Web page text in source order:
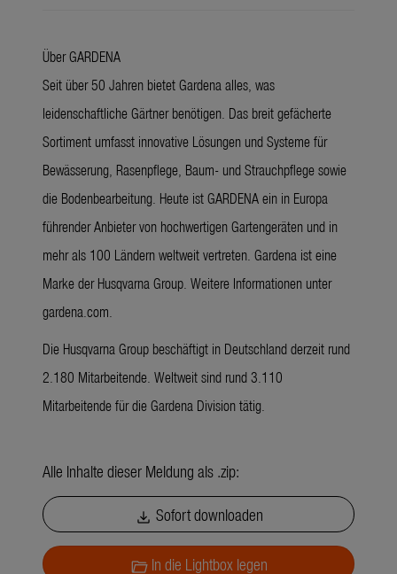
Über GARDENA
Seit über 50 Jahren bietet Gardena alles, was
leidenschaftliche Gärtner benötigen. Das breit gefächerte
Sortiment umfasst innovative Lösungen und Systeme für
Bewässerung, Rasenpflege, Baum- und Strauchpflege sowie
die Bodenbearbeitung. Heute ist GARDENA ein in Europa
führender Anbieter von hochwertigen Gartengeräten und in
mehr als 100 Ländern weltweit vertreten. Gardena ist eine
Marke der Husqvarna Group. Weitere Informationen unter
gardena.com.
Die Husqvarna Group beschäftigt in Deutschland derzeit rund
2.180 Mitarbeitende. Weltweit sind rund 3.110
Mitarbeitende für die Gardena Division tätig.
Alle Inhalte dieser Meldung als .zip:
download Sofort downloaden
folder_openIn die Lightbox legen